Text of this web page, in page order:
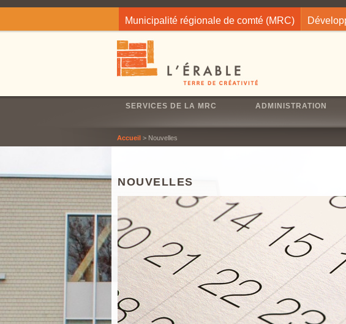
Municipalité régionale de comté (MRC)
SERVICES DE LA MRC ADMINISTRATION
Accueil> Nouvelles
NOUVELLES